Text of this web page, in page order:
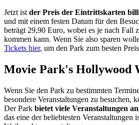
Jetzt ist der Preis der Eintrittskarten
und mit einem festen Datum für den
beträgt 29,90 Euro, wobei es je nach Fall
kommen kann. Wenn Sie also sparen
Tickets hier, um den Park zum besten
Movie Park's Hollywood
Wenn Sie den Park zu bestimmten
besondere Veranstaltungen zu besuchen,
Der Park bietet viele Veranstaltungen
das eine der beliebtesten Veranstaltungen